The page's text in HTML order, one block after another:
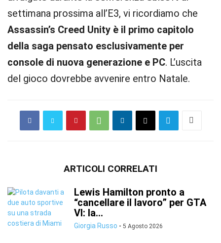
settimana prossima all’E3, vi ricordiamo che
Assassin’s Creed Unity è il primo capitolo
della saga pensato esclusivamente per
console di nuova generazione e PC. L’uscita
del gioco dovrebbe avvenire entro Natale.
ARTICOLI CORRELATI
Lewis Hamilton pronto a
“cancellare il lavoro” per GTA
VI: la...
Giorgia Russo - 5 Agosto 2026